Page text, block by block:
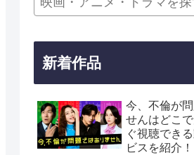
新着作品
今、不倫が
せんはどこ
ぐ視聴でき
ビスを紹介！